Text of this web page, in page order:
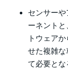
センサー
ーネント
トウェア
せた複雑な
て必要とな